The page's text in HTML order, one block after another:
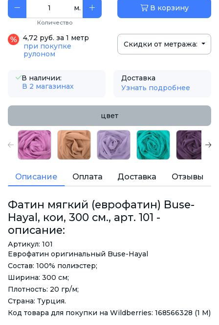
м.
Количество
В корзину
4,72 руб. за 1 метр
при покупке
рулоном
Скидки от метража:
В наличии:
В 2 магазинах
Доставка
Узнать подробнее
цвет
Описание Оплата Доставка Отзывы
Фатин мягкий (еврофатин) Buse-
Hayal, кои, 300 см., арт. 101 -
описание:
Артикул: 101
Еврофатин оригинальный Buse-Hayal
Состав: 100% полиэстер;
Ширина: 300 см;
Плотность: 20 гр/м;
Страна: Турция.
Код товара для покупки на Wildberries: 168566328 (1 М)